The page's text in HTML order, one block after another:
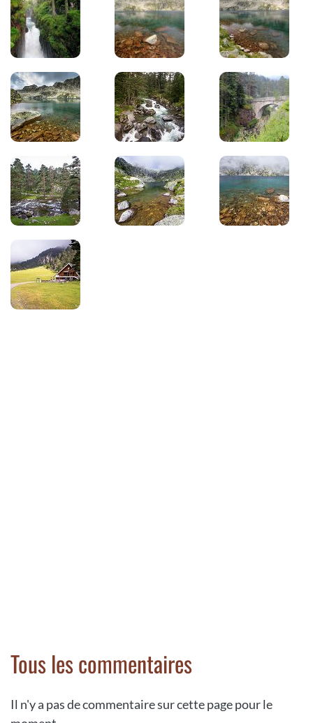
Tous les commentaires
Il n'y a pas de commentaire sur cette page pour le